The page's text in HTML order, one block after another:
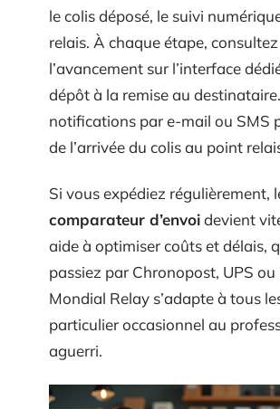
le colis déposé, le suivi
relais. À chaque étape, consultez
l’avancement sur l’interface
dépôt à la remise au
notifications par e-mail ou SMS
de l’arrivée du colis au point
Si vous expédiez régulièrement,
comparateur d’envoidevient
aide à optimiser coûts et délais,
passiez par Chronopost, UPS ou
Mondial Relay s’adapte à tous
particulier occasionnel au
aguerri.